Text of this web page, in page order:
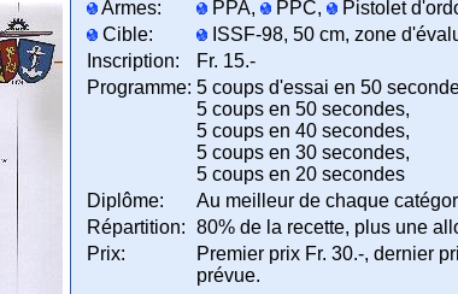
Armes: PPA, PPC,
Pistolet
Cible:
ISSF-98, 50 cm, zone
Inscription:
Fr. 15.-
Programme: 5 coups d'essai en 50
5 coups en 50 secondes,
5 coups en 40 secondes,
5 coups en 30 secondes,
5 coups en 20 secondes
Diplôme:
Au meilleur de chaque
Répartition: 80% de la recette, plus une
Prix:
Premier prix Fr. 30.-, dernier
prévue.